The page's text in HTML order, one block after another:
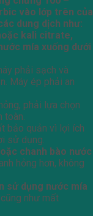
vào lớp trên của
dung dịch như:
kali citrate,
mía xuống dưới
phải sạch và
Máy ép phải an
phải lựa chọn
bảo quản vì lợi ích
sử dụng.
chanh bào nước
hỏng hơn, không
sử dụng nước mía
như mất